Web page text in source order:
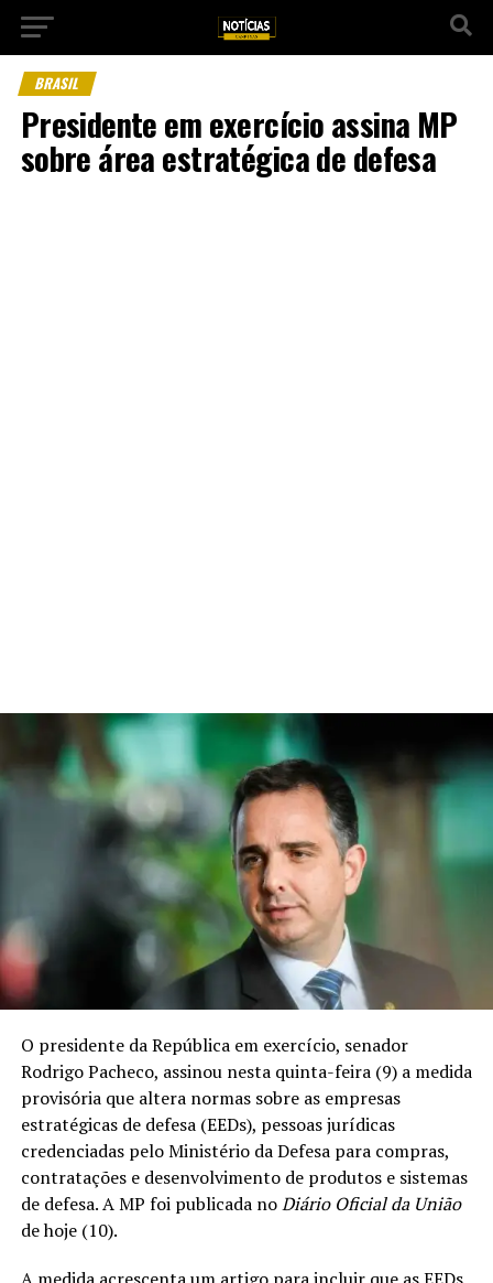
BRASIL
Presidente em exercício assina MP
sobre área estratégica de defesa
O presidente da República em exercício, senador
Rodrigo Pacheco, assinou nesta quinta-feira (9) a medida
provisória que altera normas sobre as empresas
estratégicas de defesa (EEDs), pessoas jurídicas
credenciadas pelo Ministério da Defesa para compras,
contratações e desenvolvimento de produtos e sistemas
de defesa. A MP foi publicada noDiário Oficial da União
de hoje (10).